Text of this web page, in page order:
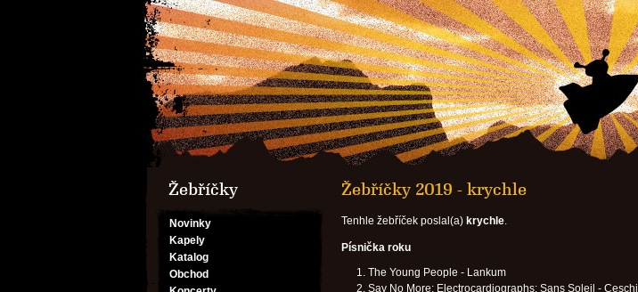
Žebříčky
Novinky
Kapely
Katalog
Obchod
Žebříčky 2019 - krychle
Tenhle žebříček poslal(a) krychle.
Písnička roku
The Young People - Lankum
Say No More; Electrocardiographs; Sans Soleil - Ceschi